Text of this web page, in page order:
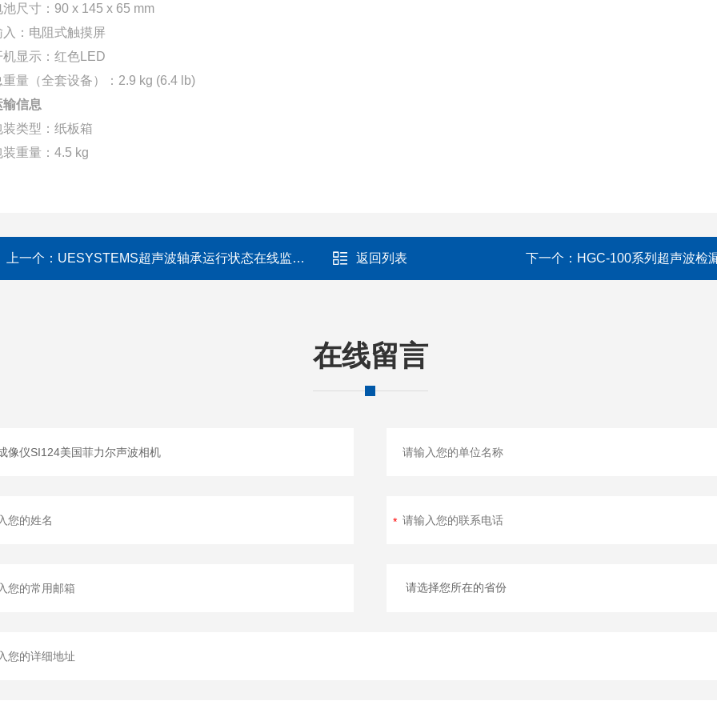
池尺寸：90 x 145 x 65 mm
入：电阻式触摸屏
机显示：红色LED
重量（全套设备）：2.9 kg (6.4 lb)
输信息
装类型：纸板箱
装重量：4.5 kg
上一个： UESYSTEMS超声波轴承运行状态在线监测系统ONTRAK 返回列表 下一个： HGC-100系列超声波检
在线留言